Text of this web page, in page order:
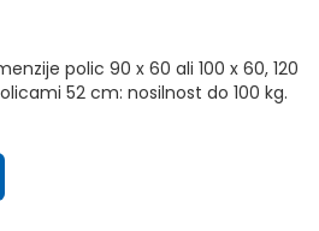
polic 90 x 60 ali 100 x 60, 120
52 cm: nosilnost do 100 kg.